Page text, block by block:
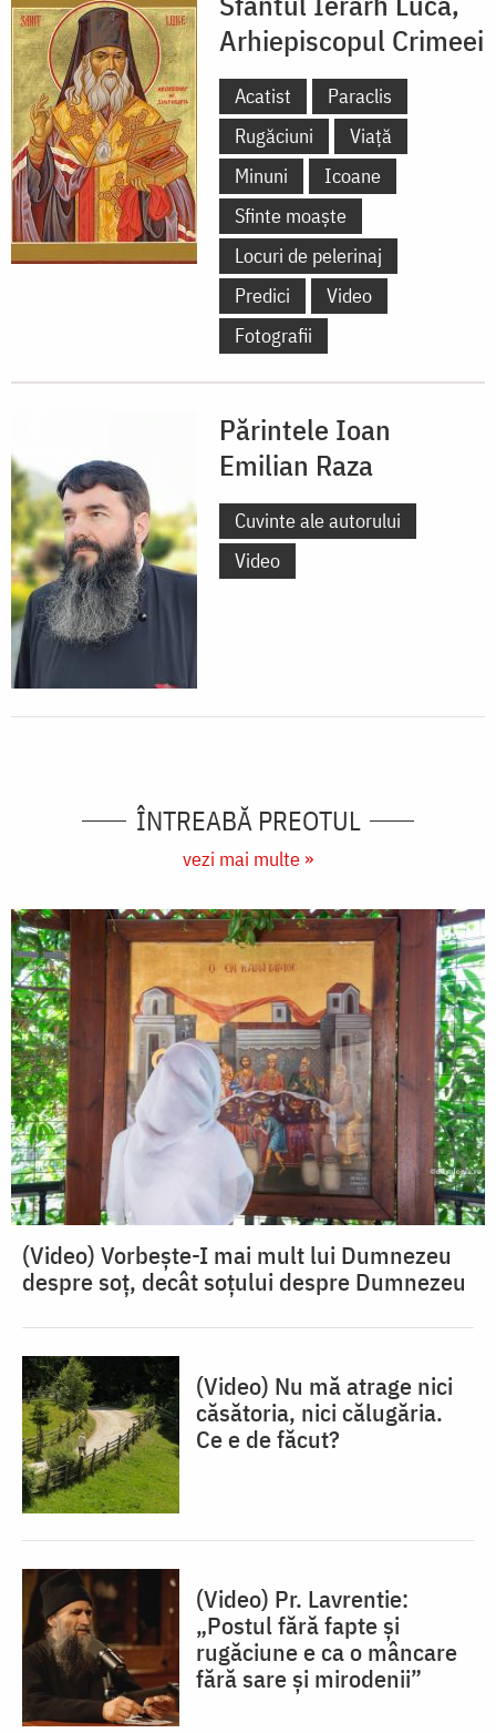
Arhiepiscopul Crimeei
Acatist
Paraclis
Rugăciuni
Viață
Minuni
Icoane
Sfinte moaște
Locuri de pelerinaj
Predici
Video
Fotografii
Părintele Ioan
Emilian Raza
Cuvinte ale autorului
Video
ÎNTREABĂ PREOTUL
vezi mai multe »
(Video) Vorbește-I mai mult lui Dumnezeu
despre soț, decât soțului despre Dumnezeu
(Video) Nu mă atrage nici
căsătoria, nici călugăria.
Ce e de făcut?
(Video) Pr. Lavrentie:
„Postul fără fapte și
rugăciune e ca o mâncare
fără sare și mirodenii”